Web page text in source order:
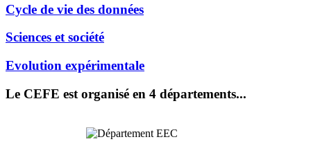
Cycle de vie des données
Sciences et société
Evolution expérimentale
Le CEFE est organisé en 4 départements...